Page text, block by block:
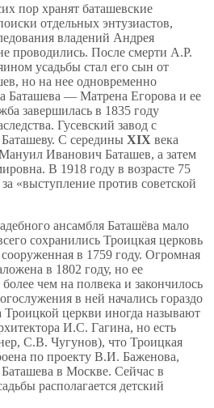
пор хранят баташевские
отдельных энтузиастов,
владений Андрея
проводились. После смерти А.Р.
усадьбы стал его сын от
но на нее одновременно
Баташева — Матрена Егорова и ее
завершилась в 1835 году
Гусевский завод с
С середины XIX века
Иванович Баташев, а затем
В 1918 году в возрасте 75
«выступление против советской
ансамбля Баташёва мало
сохранились Троицкая церковь
в 1759 году. Огромная
в 1802 году, но ее
более чем на полвека и закончилось
в ней начались гораздо
церкви иногда называют
И.С. Гагина, но есть
С.В. Чугунов), что Троицкая
по проекту В.И. Баженова,
в Москве. Сейчас в
располагается детский